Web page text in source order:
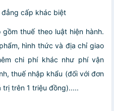
cấp khác biệt
thuế theo luật hiện hành.
hình thức và địa chỉ giao
chi phí khác như phí vận
thuế nhập khẩu (đối với đơn
trên 1 triệu đồng).....